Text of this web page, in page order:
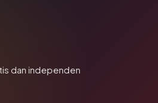
dan independen